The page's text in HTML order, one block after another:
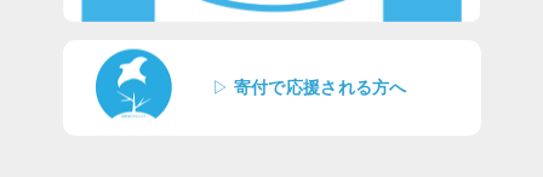
▷ 寄付で応援される方へ